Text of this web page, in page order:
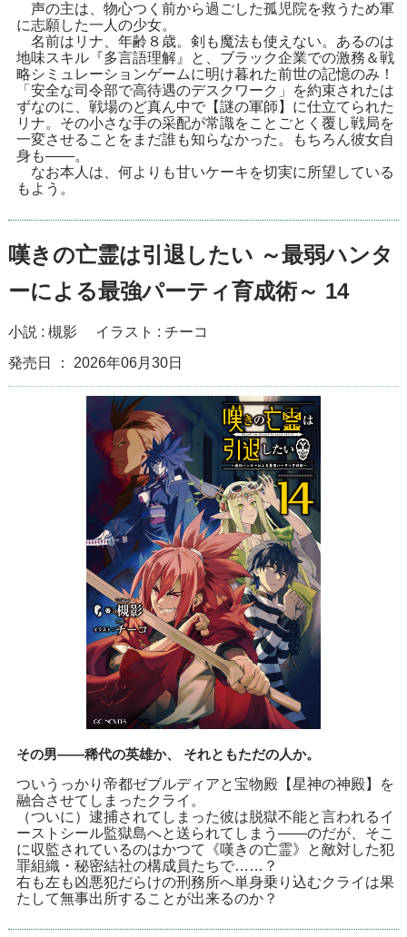
声の主は、物心つく前から過ごした孤児院を救うため軍
に志願した一人の少女。
名前はリナ、年齢８歳。剣も魔法も使えない。あるのは
地味スキル『多言語理解』と、ブラック企業での激務＆戦
略シミュレーションゲームに明け暮れた前世の記憶のみ！
「安全な司令部で高待遇のデスクワーク」を約束されたは
ずなのに、戦場のど真ん中で【謎の軍師】に仕立てられた
リナ。その小さな手の采配が常識をことごとく覆し戦局を
一変させることをまだ誰も知らなかった。もちろん彼女自
身も――。
なお本人は、何よりも甘いケーキを切実に所望している
もよう。
嘆きの亡霊は引退したい ～最弱ハンタ
ーによる最強パーティ育成術～ 14
小説 : 槻影 イラスト : チーコ
発売日 ： 2026年06月30日
その男――稀代の英雄か、 それともただの人か。
ついうっかり帝都ゼブルディアと宝物殿【星神の神殿】を
融合させてしまったクライ。
（ついに）逮捕されてしまった彼は脱獄不能と言われるイ
ーストシール監獄島へと送られてしまう――のだが、そこ
に収監されているのはかつて《嘆きの亡霊》と敵対した犯
罪組織・秘密結社の構成員たちで……？
右も左も凶悪犯だらけの刑務所へ単身乗り込むクライは果
たして無事出所することが出来るのか？